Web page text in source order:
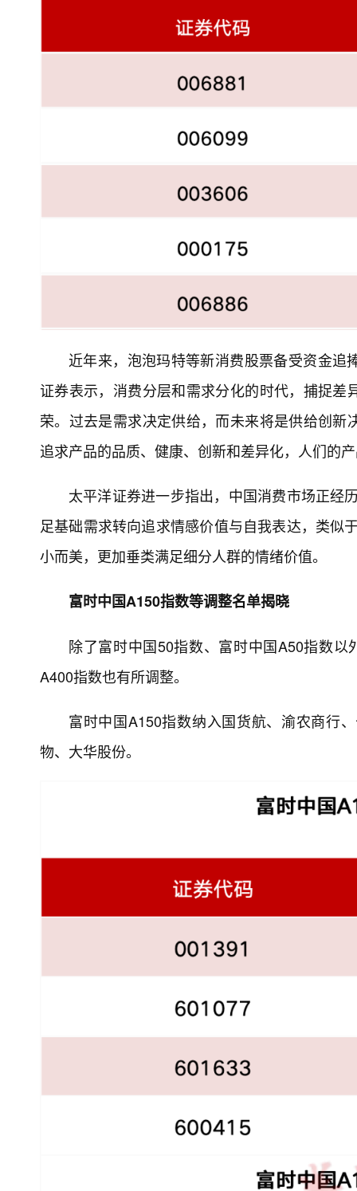
近年来，泡泡玛特等新消费股票备受资金
证券表示，消费分层和需求分化的时代，捕捉
荣。过去是需求决定供给，而未来将是供给创
追求产品的品质、健康、创新和差异化，人们的
太平洋证券进一步指出，中国消费市场正经
足基础需求转向追求情感价值与自我表达，类
小而美，更加垂类满足细分人群的情绪价值。
富时中国A150指数等调整名单揭晓
除了富时中国50指数、富时中国A50指数
A400指数也有所调整。
富时中国A150指数纳入国货航、渝农商行
物、大华股份。